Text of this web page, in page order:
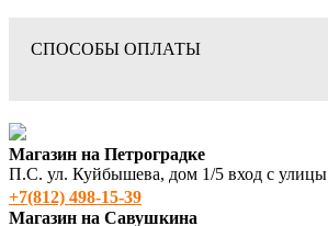
СПОСОБЫ ОПЛАТЫ
Магазин на Петроградке
П.С. ул. Куйбышева, дом 1/5 вход с улицы
+7(812) 498‑15-39
Магазин на Савушкина